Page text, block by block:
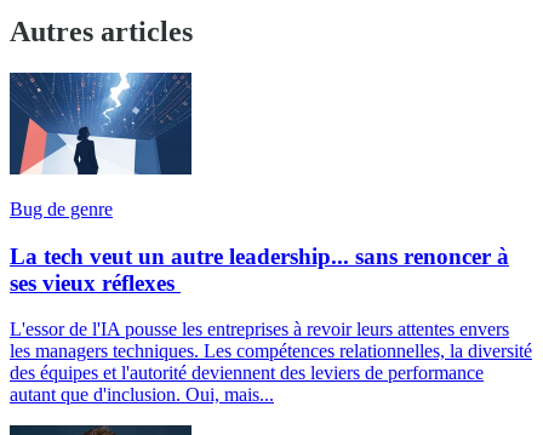
Autres articles
Bug de genre
La tech veut un autre leadership... sans renoncer à
ses vieux réflexes
L'essor de l'IA pousse les entreprises à revoir leurs attentes envers
les managers techniques. Les compétences relationnelles, la diversité
des équipes et l'autorité deviennent des leviers de performance
autant que d'inclusion. Oui, mais...